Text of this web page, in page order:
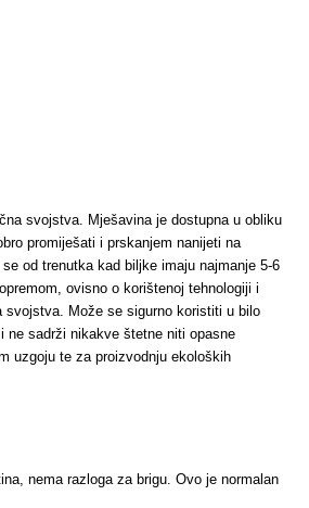
svojstva. Mješavina je dostupna u obliku
promiješati i prskanjem nanijeti na
od trenutka kad biljke imaju najmanje 5-6
ovisno o korištenoj tehnologiji i
Može se sigurno koristiti u bilo
ne sadrži nikakve štetne niti opasne
uzgoju te za proizvodnju ekoloških
nema razloga za brigu. Ovo je normalan